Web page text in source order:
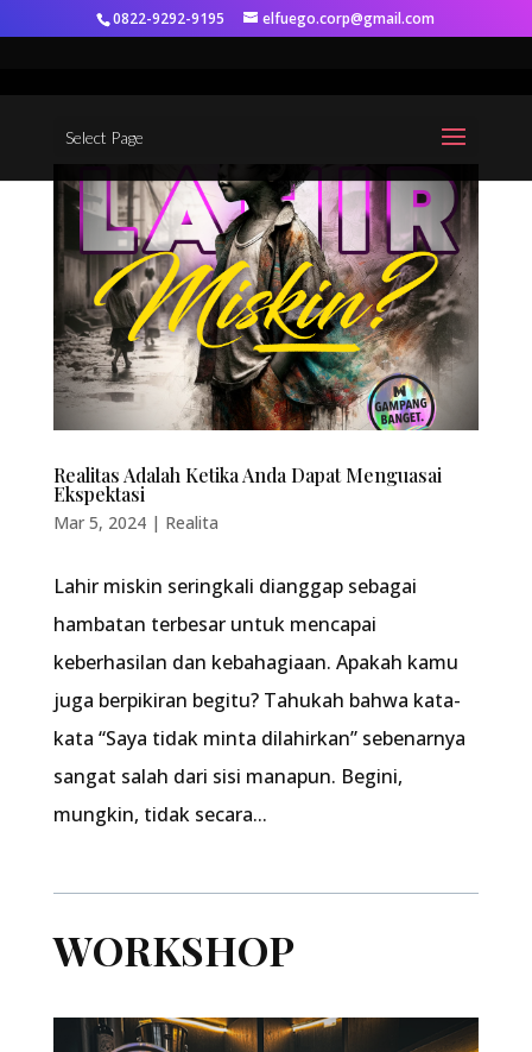
0822-9292-9195 elfuego.corp@gmail.com
Select Page
Realitas Adalah Ketika Anda Dapat Menguasai
Ekspektasi
Mar 5, 2024| Realita
Lahir miskin seringkali dianggap sebagai
hambatan terbesar untuk mencapai
keberhasilan dan kebahagiaan. Apakah kamu
juga berpikiran begitu? Tahukah bahwa kata-
kata “Saya tidak minta dilahirkan” sebenarnya
sangat salah dari sisi manapun. Begini,
mungkin, tidak secara...
WORKSHOP